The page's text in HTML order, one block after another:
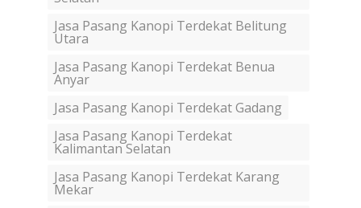
Jasa Pasang Kanopi Terdekat Belitung
Utara
Jasa Pasang Kanopi Terdekat Benua
Anyar
Jasa Pasang Kanopi Terdekat Gadang
Jasa Pasang Kanopi Terdekat
Kalimantan Selatan
Jasa Pasang Kanopi Terdekat Karang
Mekar